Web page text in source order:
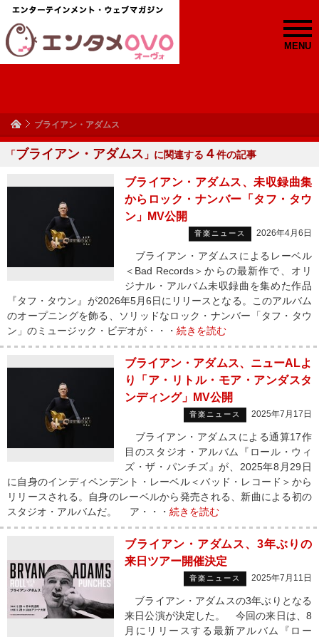
MENU
ブライアン・アダムス
「ブライアン・アダムス 」に関連する ４件の記事
ブライアン・アダムス、未収録曲集
からロック・ナンバー「タフ・タウ
ン」MV公開
音楽ニュース 2026年4月6日
ブライアン・アダムスによるレーベル
＜Bad Records＞からの最新作で、オリ
ジナル・アルバム未収録曲を集めた作品
『タフ・タウン』が2026年5月6日にリリースとなる。このアルバム
のオープニングを飾る、ソリッドなロック・ナンバー「タフ・タウ
ン」のミュージック・ビデオが・・・ 続きを読む
ブライアン・アダムス、ニューALよ
り「ア・リトル・モア・アンダスタ
ンディング」MV公開
音楽ニュース 2025年7月17日
ブライアン・アダムスによる通算17作
目のスタジオ・アルバム『ロール・ウィ
ズ・ザ・パンチズ』が、2025年8月29日
に自身のインディペンデント・レーベル＜バッド・レコード＞から
リリースされる。自身のレーベルから発売される、新曲による初の
スタジオ・アルバムだ。 ア・・・ 続きを読む
ブライアン・アダムス、3年ぶりの
来日ツアー開催決定
音楽ニュース 2025年7月11日
ブライアン・アダムスの3年ぶりとなる
来日公演が決定した。 今回の来日は、8
月にリリースする最新アルバム『ロー